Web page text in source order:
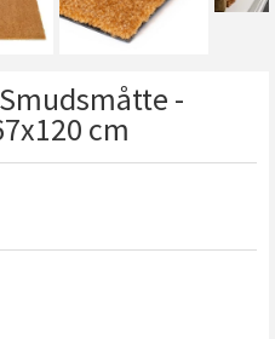
-
cm